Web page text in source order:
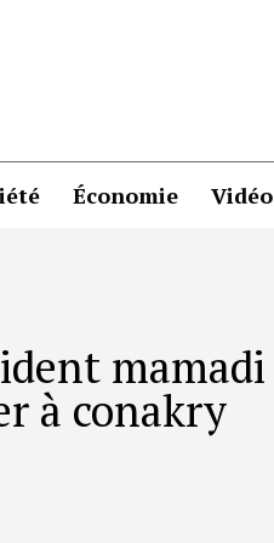
Économie Vidéo
mamadi
à conakry